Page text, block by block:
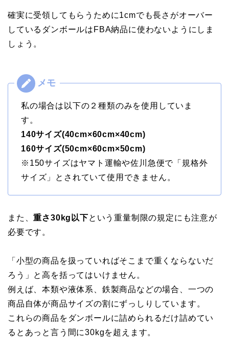
確実に受領してもらうために1cmでも長さがオーバー
しているダンボールはFBA納品に使わないようにしま
しょう。
私の場合は以下の２種類のみを使用していま
す。
140サイズ(40cm×60cm×40cm)
160サイズ(50cm×60cm×50cm)
※150サイズはヤマト運輸や佐川急便で「規格外
サイズ」とされていて使用できません。
また、重さ30kg以下という重量制限の規定にも注意が
必要です。
「小型の商品を扱っていればそこまで重くならないだ
ろう」と高を括ってはいけません。
例えば、本類や液体系、鉄製商品などの場合、一つの
商品自体が商品サイズの割にずっしりしています。
これらの商品をダンボールに詰められるだけ詰めてい
るとあっと言う間に30kgを超えます。